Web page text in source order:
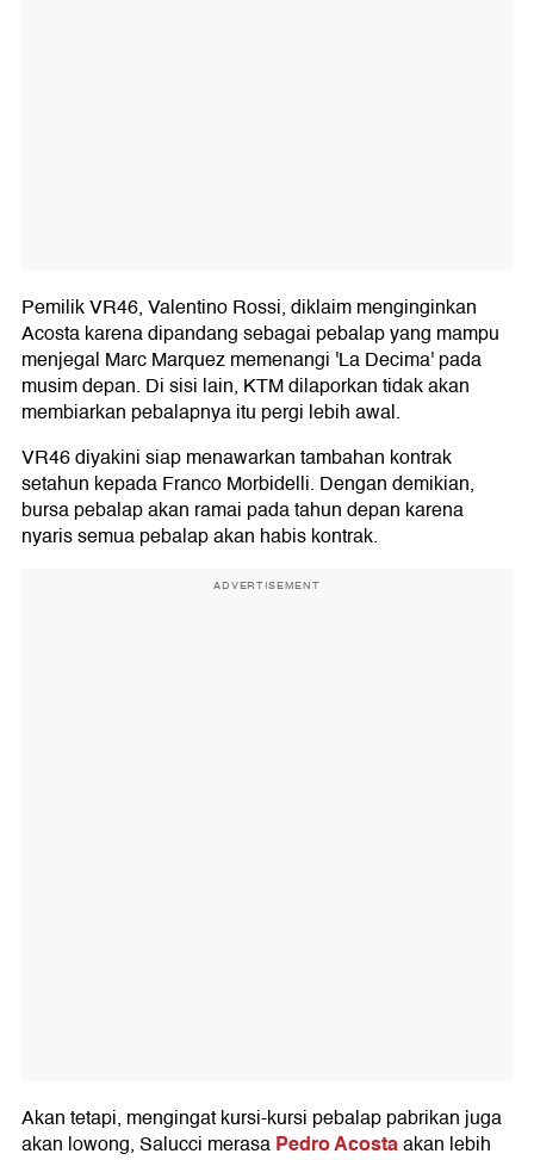
Pemilik VR46, Valentino Rossi, diklaim menginginkan
Acosta karena dipandang sebagai pebalap yang mampu
menjegal Marc Marquez memenangi 'La Decima' pada
musim depan. Di sisi lain, KTM dilaporkan tidak akan
membiarkan pebalapnya itu pergi lebih awal.
VR46 diyakini siap menawarkan tambahan kontrak
setahun kepada Franco Morbidelli. Dengan demikian,
bursa pebalap akan ramai pada tahun depan karena
nyaris semua pebalap akan habis kontrak.
ADVERTISEMENT
Akan tetapi, mengingat kursi-kursi pebalap pabrikan juga
akan lowong, Salucci merasaPedro Acostaakan lebih